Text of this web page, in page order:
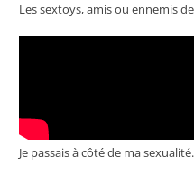
Les sextoys, amis ou ennemis
Je passais à côté de ma